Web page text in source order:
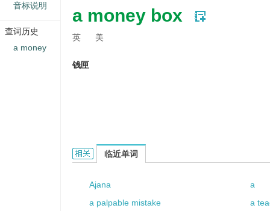
a money box
英 美
钱匣
a money box的相关资料：
临近单词
Ajana
a
a palpable mistake
a
音标说明
查词历史
a money